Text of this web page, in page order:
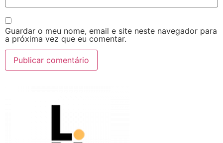
Guardar o meu nome, email e site neste navegador para
a próxima vez que eu comentar.